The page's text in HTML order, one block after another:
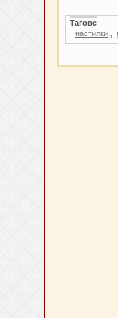
Тагове
настилки ,